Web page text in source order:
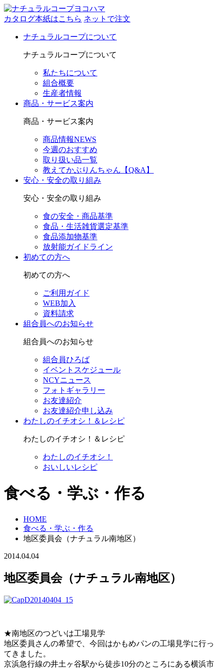
カタログ本紙はこちら ネットで注文
ナチュラルコープについて
ナチュラルコープについて
私たちについて
組合概要
生産者情報
商品・サービス案内
商品・サービス案内
商品情報NEWS
今週のおすすめ
取り扱い品一覧
教えてかぶりんちゃん【Q&A】
安心・安全の取り組み
安心・安全の取り組み
食の安全・商品基準
食品・生活雑貨選定基準
食品添加物基準
放射能ガイドライン
初めての方へ
初めての方へ
ご利用ガイド
WEB加入
資料請求
組合員へのお知らせ
組合員へのお知らせ
組合員ひろば
イベントスケジュール
NCYニュース
フォトギャラリー
お友達紹介
お友達紹介申し込み
わたしのイチオシ！＆レシピ
わたしのイチオシ！＆レシピ
わたしのイチオシ！
おいしいレシピ
食べる・学ぶ・作る
HOME
食べる・学ぶ・作る
地区委員会（ナチュラル南地区）
2014.04.04
地区委員会（ナチュラル南地区）
★南地区のつどいは工場見学
地区委員さんの希望で、今回はかもめパンの工場見学に行っ
てきました。
京浜急行線の井土ヶ谷駅から徒歩10分のところにある横浜市